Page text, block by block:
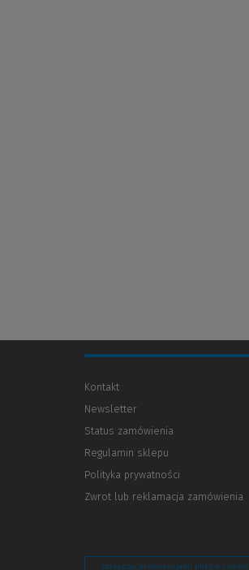
Kontakt
Newsletter
Status zamówienia
Regulamin sklepu
Polityka prywatności
innej
Zwrot lub reklamacja zamówienia
Zarządzaj preferencjami plików cookie